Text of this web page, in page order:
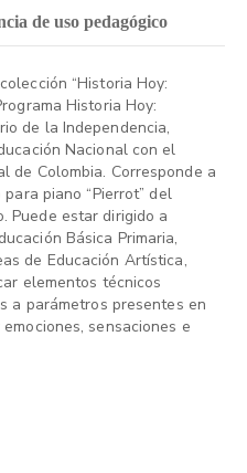
de uso pedagógico
“Historia Hoy:
Historia Hoy:
de la Independencia,
Nacional con el
de Colombia. Corresponde a
piano “Pierrot” del
Puede estar dirigido a
Básica Primaria,
de Educación Artística,
elementos técnicos
a parámetros presentes en
sensaciones e